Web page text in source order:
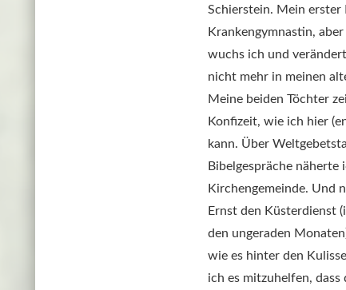
Schierstein. Mein erster
Krankengymnastin,
wuchs ich und
nicht mehr in meinen
Meine beiden Töchter
Konfizeit, wie ich hier
kann. Über
Bibelgespräche näherte
Kirchengemeinde. Und
Ernst den Küsterdienst
den ungeraden
wie es hinter den
ich es mitzuhelfen,